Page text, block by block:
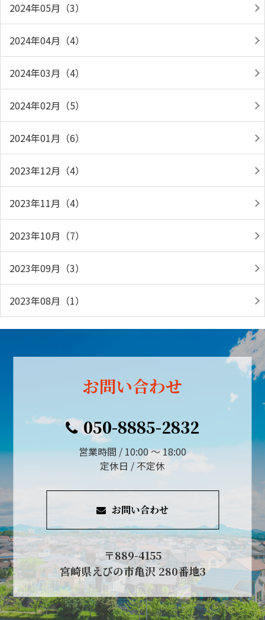
2024年05月（3）
2024年04月（4）
2024年03月（4）
2024年02月（5）
2024年01月（6）
2023年12月（4）
2023年11月（4）
2023年10月（7）
2023年09月（3）
2023年08月（1）
お問い合わせ
050-8885-2832
営業時間 / 10:00 ～ 18:00
定休日 / 不定休
お問い合わせ
〒889-4155
宮崎県えびの市亀沢 280番地3